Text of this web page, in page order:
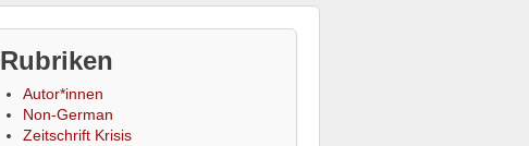
Rubriken
Autor*innen
Non-German
Zeitschrift Krisis